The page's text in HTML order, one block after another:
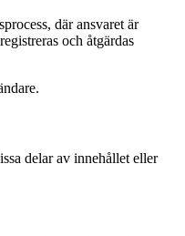
där ansvaret är
och åtgärdas
delar av innehållet eller